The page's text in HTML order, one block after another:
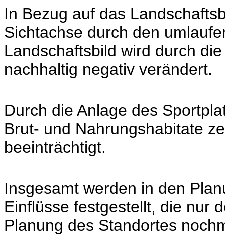
In Bezug auf das
Sichtachse durch den
Landschaftsbild wird durch
nachhaltig negativ verändert.
Durch die Anlage des
Brut- und Nahrungshabitate
beeinträchtigt.
Insgesamt werden in den
Einflüsse festgestellt, die nur
Planung des Standortes